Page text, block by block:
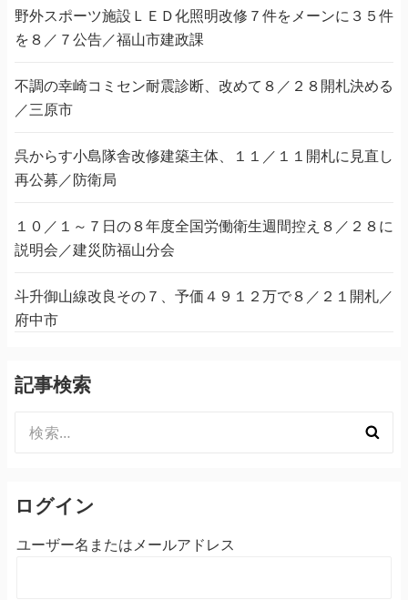
野外スポーツ施設ＬＥＤ化照明改修７件をメーンに３５件
を８／７公告／福山市建政課
不調の幸崎コミセン耐震診断、改めて８／２８開札決める
／三原市
呉からす小島隊舎改修建築主体、１１／１１開札に見直し
再公募／防衛局
１０／１～７日の８年度全国労働衛生週間控え８／２８に
説明会／建災防福山分会
斗升御山線改良その７、予価４９１２万で８／２１開札／
府中市
記事検索
索:
ログイン
ユーザー名またはメールアドレス